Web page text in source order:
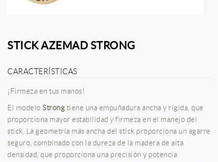
STICK AZEMAD STRONG
CARACTERÍSTICAS
¡Firmeza en tus manos!
El modelo Strong tiene una empuñadura ancha y rígida, que
proporciona mayor estabilidad y firmeza en el manejo del
stick. La geometría más ancha del stick proporciona un agarre
seguro, combinado con la dureza de la madera de alta
densidad, que proporciona una precisión y potencia